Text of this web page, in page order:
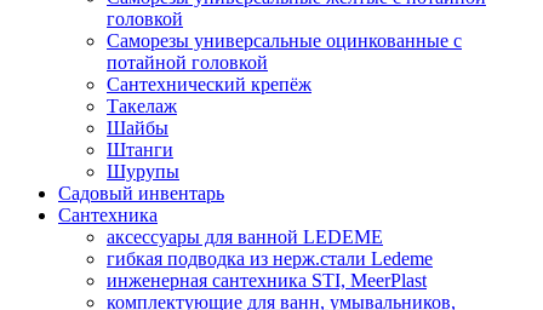
головкой
Саморезы универсальные оцинкованные с
потайной головкой
Сантехнический крепёж
Такелаж
Шайбы
Штанги
Шурупы
Садовый инвентарь
Сантехника
аксессуары для ванной LEDEME
гибкая подводка из нерж.стали Ledeme
инженерная сантехника STI, MeerPlast
комплектующие для ванн, умывальников,